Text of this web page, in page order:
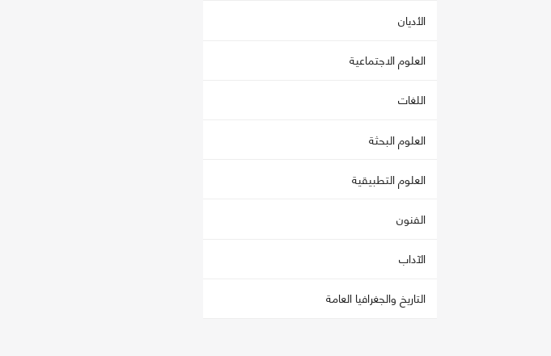
الأديان
العلوم الاجتماعية
اللغات
العلوم البحثة
العلوم التطبيقية
الفنون
الآداب
التاريخ والجغرافيا العامة